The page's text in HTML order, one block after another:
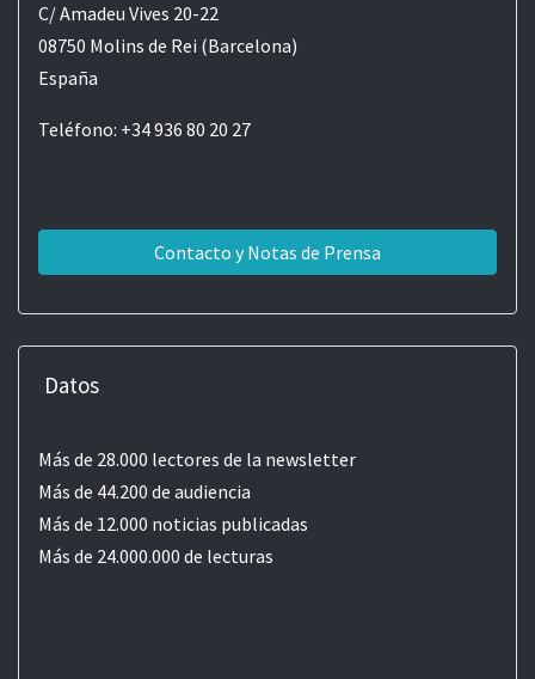
C/ Amadeu Vives 20-22
08750 Molins de Rei (Barcelona)
España
Teléfono: +34 936 80 20 27
Contacto y Notas de Prensa
Datos
Más de 28.000 lectores de la newsletter
Más de 44.200 de audiencia
Más de 12.000 noticias publicadas
Más de 24.000.000 de lecturas